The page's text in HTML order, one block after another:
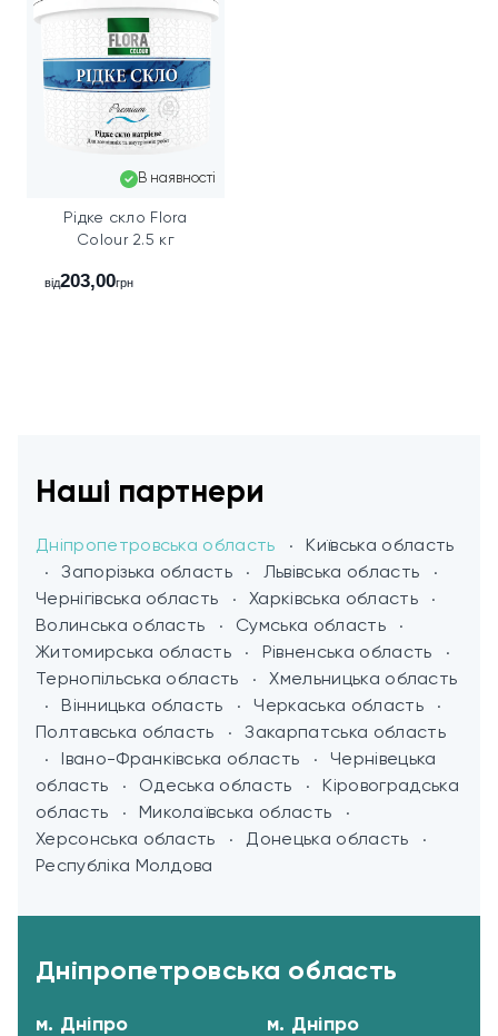
До
Після
В наявності
Рідке скло Flora
Colour 2.5 кг
від203,00грн
Наші партнери
Дніпропетровська область
Київська область
Запорізька область
Львівська область
Чернігівська область
Харківська область
Волинська область
Сумська область
Житомирська область
Рівненська область
Тернопільська область
Хмельницька область
Вінницька область
Черкаська область
Полтавська область
Закарпатська область
Івано-Франківська область
Чернівецька
область
Одеська область
Кіровоградська
область
Миколаївська область
Херсонська область
Донецька область
Республіка Молдова
Дніпропетровська область
м. Дніпро м. Дніпро